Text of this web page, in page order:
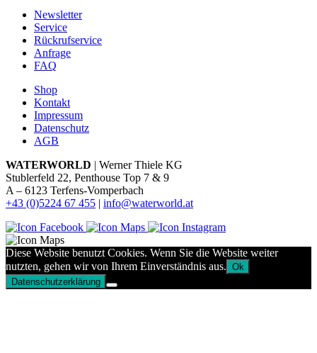
Newsletter
Service
Rückrufservice
Anfrage
FAQ
Shop
Kontakt
Impressum
Datenschutz
AGB
WATERWORLD | Werner Thiele KG
Stublerfeld 22, Penthouse Top 7 & 9
A – 6123 Terfens-Vomperbach
+43 (0)5224 67 455 | info@waterworld.at
Diese Website benutzt Cookies. Wenn Sie die Website weiter
nutzten, gehen wir von Ihrem Einverständnis aus. Ok
Datenschutzerklärung